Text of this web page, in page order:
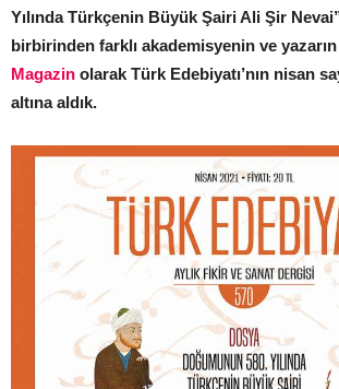
Yılında Türkçenin Büyük Şairi Ali Şir
birbirinden farklı akademisyenin ve yazarın
Magazin olarak Türk Edebiyatı’nın nisan
altına aldık.